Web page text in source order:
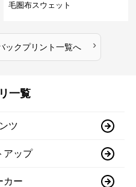
毛圏布スウェット
ックプリント一覧へ ›
一覧
ツ
アップ
カー